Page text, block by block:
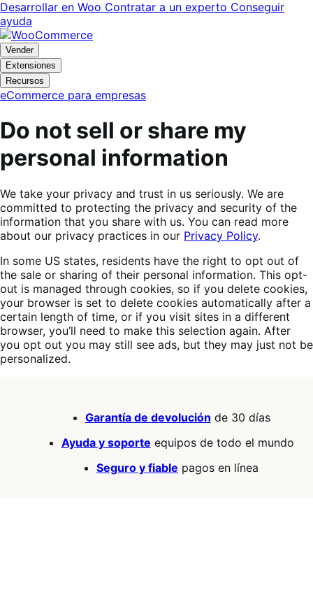
Ir
a
navegación
Saltar
al
contenido
Desarrollar en Woo Contratar a un experto Conseguir
ayuda
Vender
Extensiones
Recursos
eCommerce para empresas
Do not sell or share my
personal information
We take your privacy and trust in us seriously. We are
committed to protecting the privacy and security of the
information that you share with us. You can read more
about our privacy practices in our Privacy Policy.
In some US states, residents have the right to opt out of
the sale or sharing of their personal information. This opt-
out is managed through cookies, so if you delete cookies,
your browser is set to delete cookies automatically after a
certain length of time, or if you visit sites in a different
browser, you’ll need to make this selection again. After
you opt out you may still see ads, but they may just not be
personalized.
Garantía de devolución de 30 días
Ayuda y soporte equipos de todo el mundo
Seguro y fiable pagos en línea